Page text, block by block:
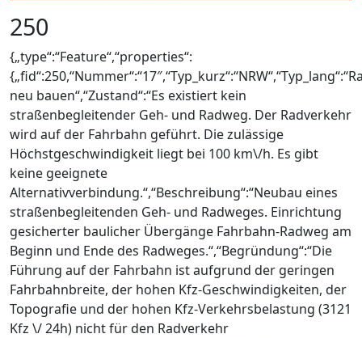
250
{„type“:“Feature“,“properties“:
neu bauen“,“Zustand“:“Es existiert kein
straßenbegleitender Geh- und Radweg. Der Radverkehr
wird auf der Fahrbahn geführt. Die zulässige
Höchstgeschwindigkeit liegt bei 100 km\/h. Es gibt
keine geeignete
Alternativverbindung.“,“Beschreibung“:“Neubau eines
straßenbegleitenden Geh- und Radweges. Einrichtung
gesicherter baulicher Übergänge Fahrbahn-Radweg am
Beginn und Ende des Radweges.“,“Begründung“:“Die
Führung auf der Fahrbahn ist aufgrund der geringen
Fahrbahnbreite, der hohen Kfz-Geschwindigkeiten, der
Topografie und der hohen Kfz-Verkehrsbelastung (3121
Kfz \/ 24h) nicht für den Radverkehr